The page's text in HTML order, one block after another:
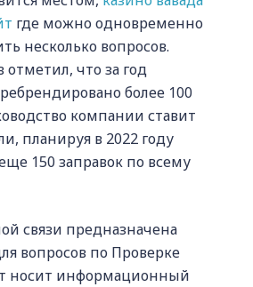
где можно одновременно
несколько вопросов.
что за год
более 100
компании ставит
планируя в 2022 году
150 заправок по всему
связи предназначена
вопросов по Проверке
носит информационный